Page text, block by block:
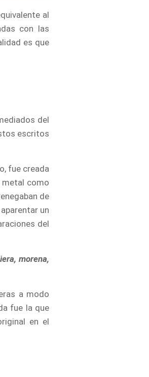
al
con las
es que
del
escritos
fue creada
metal como
de
un
del
morena,
a modo
fue la que
en el